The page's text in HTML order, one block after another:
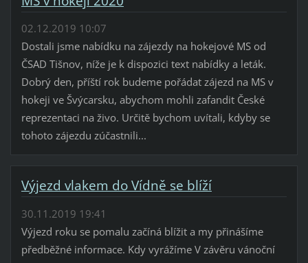
02.12.2019 10:07
Dostali jsme nabídku na zájezdy na hokejové MS od
ČSAD Tišnov, níže je k dispozici text nabídky a leták.
Dobrý den, příští rok budeme pořádat zájezd na MS v
hokeji ve Švýcarsku, abychom mohli zafandit České
reprezentaci na živo. Určitě bychom uvítali, kdyby se
tohoto zájezdu zúčastnili...
Výjezd vlakem do Vídně se blíží
30.11.2019 19:41
Výjezd roku se pomalu začíná blížit a my přinášíme
předběžné informace. Kdy vyrážíme V závěru vánoční